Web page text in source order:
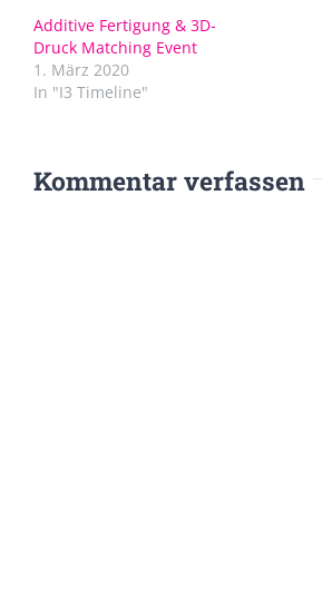
Additive Fertigung & 3D-
Druck Matching Event
1. März 2020
In "I3 Timeline"
Kommentar verfassen